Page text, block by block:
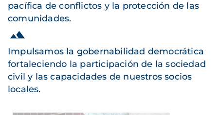
pacífica de conflictos y la protección de las
comunidades.
Impulsamos la gobernabilidad democrática
fortaleciendo la participación de la sociedad
civil y las capacidades de nuestros socios
locales.